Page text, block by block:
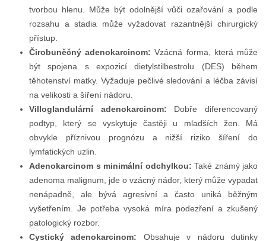
tvorbou hlenu. Může být odolnější vůči ozařování a podle
rozsahu a stadia může vyžadovat razantnější chirurgický
přístup.
Čirobuněčný adenokarcinom: Vzácná forma, která může
být spojena s expozicí dietylstilbestrolu (DES) během
těhotenství matky. Vyžaduje pečlivé sledování a léčba závisí
na velikosti a šíření nádoru.
Villoglandulární adenokarcinom: Dobře diferencovaný
podtyp, který se vyskytuje častěji u mladších žen. Má
obvykle příznivou prognózu a nižší riziko šíření do
lymfatických uzlin.
Adenokarcinom s minimální odchylkou: Také známý jako
adenoma malignum, jde o vzácný nádor, který může vypadat
nenápadně, ale bývá agresivní a často uniká běžným
vyšetřením. Je potřeba vysoká míra podezření a zkušený
patologický rozbor.
Cystický adenokarcinom: Obsahuje v nádoru dutinky